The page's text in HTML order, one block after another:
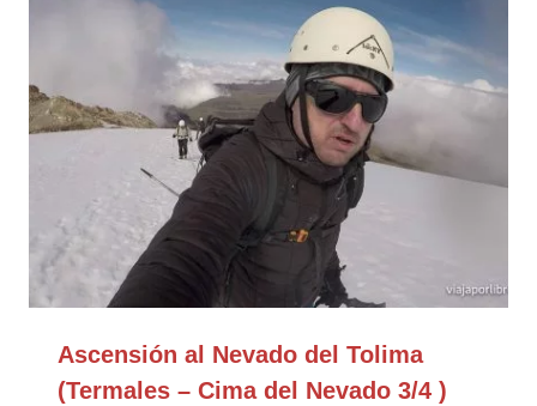
Ascensión al Nevado del Tolima
(Termales – Cima del Nevado 3/4 )